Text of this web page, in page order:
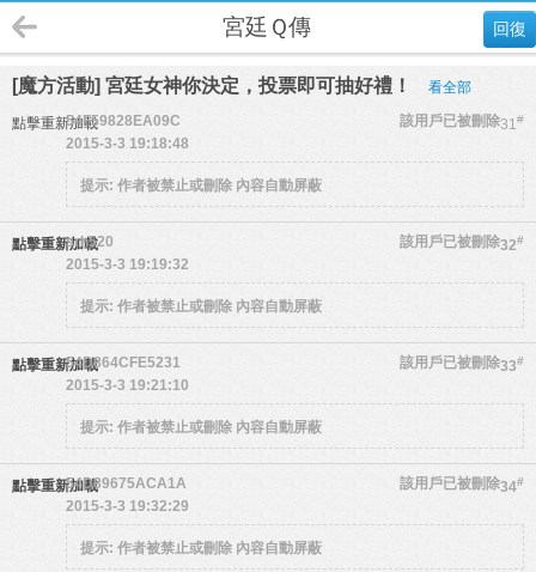
回復
宮廷Ｑ傳
[魔方活動] 宮廷女神你決定，投票即可抽好禮！ 看全部
點擊重新加載 31#
54F59828EA09C
該用戶已被刪除
2015-3-3 19:18:48
提示: 作者被禁止或刪除 內容自動屏蔽
點擊重新加載 32#
srh520
該用戶已被刪除
2015-3-3 19:19:32
提示: 作者被禁止或刪除 內容自動屏蔽
點擊重新加載 33#
54D864CFE5231
該用戶已被刪除
2015-3-3 19:21:10
提示: 作者被禁止或刪除 內容自動屏蔽
點擊重新加載 34#
54D89675ACA1A
該用戶已被刪除
2015-3-3 19:32:29
提示: 作者被禁止或刪除 內容自動屏蔽